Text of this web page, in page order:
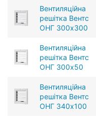
Вентиляційна
решітка Вентс
ОНГ 300х300
Вентиляційна
решітка Вентс
ОНГ 300х50
Вентиляційна
решітка Вентс
ОНГ 340х100